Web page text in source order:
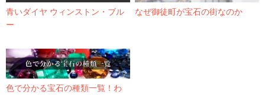
青いダイヤ ウィンストン・ブル
ー
なぜ御徒町が宝石の街なのか
色で分かる宝石の種類一覧！わ